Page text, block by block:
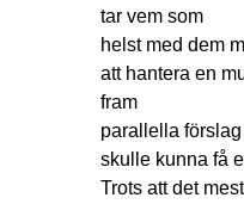
tar vem som
helst med dem
att hantera en
fram
parallella
skulle kunna få
Trots att det mest